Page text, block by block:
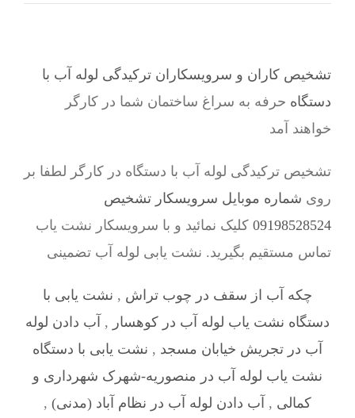
تشخیص کاران و سرویسکاران ترکیدگی لوله آب با
دستگاه حرفه به سراغ ساختمان شما در کارگر
خواهند آمد
تشخیص ترکیدگی لوله آب با دستگاه در کارگر لطفا بر
روی شماره موبایل سرویسکار تشخیص
09198528524 کلیک نمائید و با سرویسکار نشت یاب
تماس مستقیم بگیرید. نشت یابی لوله آب تضمینی
چکه آب از سقف در چوب تراش , نشت یابی با
دستگاه نشت یاب لوله آب در کوهسار , آب دادن لوله
آب در تجریش خیابان مسجد , نشت یابی با دستگاه
نشت یاب لوله آب در منصوریه-شهرک شهرداری و
کمالی , آب دادن لوله آب در نظام آباد (مدنی) ,